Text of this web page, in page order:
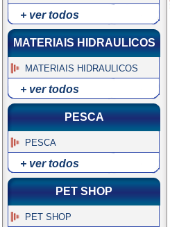
+ ver todos
MATERIAIS HIDRAULICOS
MATERIAIS HIDRAULICOS
+ ver todos
PESCA
PESCA
+ ver todos
PET SHOP
PET SHOP